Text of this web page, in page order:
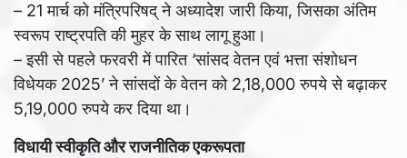
– 21 मार्च को मंत्रिपरिषद् ने अध्यादेश जारी किया, जिसका अंतिम
स्वरूप राष्ट्रपति की मुहर के साथ लागू हुआ।
– इसी से पहले फरवरी में पारित ‘सांसद वेतन एवं भत्ता संशोधन
विधेयक 2025’ ने सांसदों के वेतन को 2,18,000 रुपये से बढ़ाकर
5,19,000 रुपये कर दिया था।
विधायी स्वीकृति और राजनीतिक एकरूपता